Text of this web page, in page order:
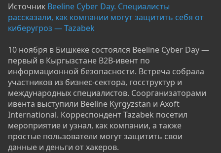
Источник Beeline Cyber Day. Специалисты
рассказали, как компании могут защитить себя от
киберугроз — Tazabek
10 ноября в Бишкеке состоялся Beeline Cyber Day —
первый в Кыргызстане B2B-ивент по
информационной безопасности. Встреча собрала
участников из бизнес-сектора, госструктур и
международных специалистов. Соорганизаторами
ивента выступили Beeline Kyrgyzstan и Axoft
International. Корреспондент Tazabek посетил
мероприятие и узнал, как компании, а также
простые пользователи могут защитить свои
данные и деньги от хакеров.